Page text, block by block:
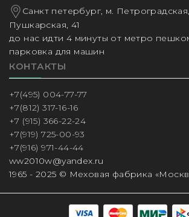
Санкт петербург, м.
Пушкарская, 41
до нас идти 4 минуты от метро
парковка для машин
КОНТАКТЫ
+7(495) 004-77-77
+7(812) 317-16-16
+7 (915) 366-22-24
+7(919) 725-00-93
+7(916) 971-44-44
ww2010w@yandex.ru
1965 - 2025 © Меховая фабрика